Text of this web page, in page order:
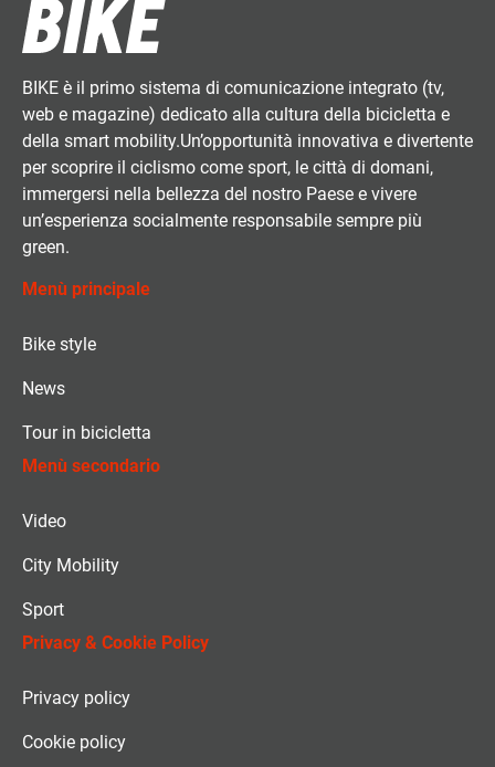
BIKE è il primo sistema di comunicazione integrato (tv,
web e magazine) dedicato alla cultura della bicicletta e
della smart mobility.Un’opportunità innovativa e divertente
per scoprire il ciclismo come sport, le città di domani,
immergersi nella bellezza del nostro Paese e vivere
un’esperienza socialmente responsabile sempre più
green.
Menù principale
Bike style
News
Tour in bicicletta
Menù secondario
Video
City Mobility
Sport
Privacy & Cookie Policy
Privacy policy
Cookie policy